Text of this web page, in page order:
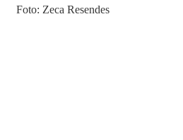
Foto: Zeca Resendes